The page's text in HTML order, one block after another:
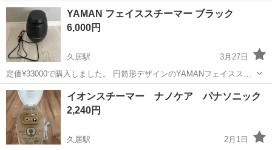
三重 四日市市 美顔器
YAMAN フェイススチーマー ブラック
6,000円
久居駅
3月27日
定価¥33000で購入しました。 円筒形デザインのYAMANフェイススチ
ーマー、スチーム機能と複数の設定が可能。 - ブランド: YAMAN - カ
ラー: ブラック - 機能: スチーム機能、ロング、ソフト、クールの設
定...
三重 津市 YAMAN
イオンスチーマー ナノケア パナソニック
2,240円
久居駅
2月1日